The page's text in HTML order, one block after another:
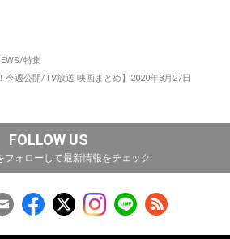
特集
今週公開/TV放送 映画まとめ】2020年3月27日
FOLLOW US
フォローして最新情報をチェック